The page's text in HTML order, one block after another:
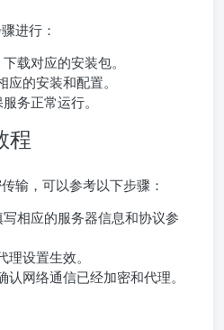
进行：
载对应的安装包。
的安装和配置。
务正常运行。
程
输，可以参考以下步骤：
相应的服务器信息和协议参
设置生效。
网络通信已经加密和代理。